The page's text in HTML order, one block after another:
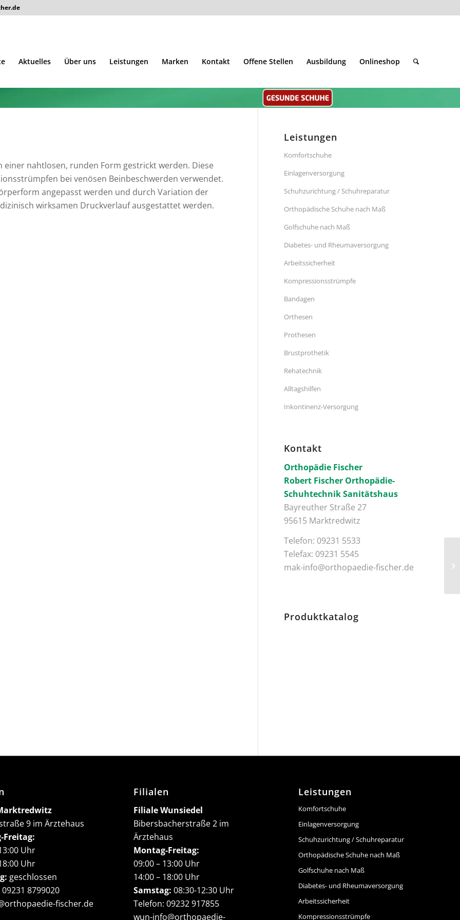
Aktuelles Über uns Leistungen Marken Kontakt Offene Stellen Ausbildung Onlineshop
nahtlosen, runden Form gestrickt werden. Diese
bei venösen Beinbeschwerden verwendet.
angepasst werden und durch Variation der
wirksamen Druckverlauf ausgestattet werden.
Leistungen
Komfortschuhe
Einlagenversorgung
Schuhzurichtung / Schuhreparatur
Orthopädische Schuhe nach Maß
Golfschuhe nach Maß
Diabetes- und Rheumaversorgung
Arbeitssicherheit
Kompressionsstrümpfe
Bandagen
Orthesen
Prothesen
Brustprothetik
Rehatechnik
Alltagshilfen
Inkontinenz-Versorgung
Kontakt
Orthopädie Fischer
Robert Fischer Orthopädie-
Schuhtechnik Sanitätshaus
Bayreuther Straße 27
95615 Marktredwitz
Telefon: 09231 5533
Telefax: 09231 5545
mak-info@orthopaedie-fischer.de
Produktkatalog
9 im Ärztehaus
Freitag:
Uhr
Uhr
geschlossen
09231 8799020
fischer.de
Filialen
Filiale Wunsiedel
Bibersbacherstraße 2 im
Ärztehaus
Montag-Freitag:
09:00 – 13:00 Uhr
14:00 – 18:00 Uhr
Samstag: 08:30-12:30 Uhr
Telefon:09232 917855
wun-info@orthopaedie-
Leistungen
Komfortschuhe
Einlagenversorgung
Schuhzurichtung / Schuhreparatur
Orthopädische Schuhe nach Maß
Golfschuhe nach Maß
Diabetes- und Rheumaversorgung
Arbeitssicherheit
Kompressionsstrümpfe